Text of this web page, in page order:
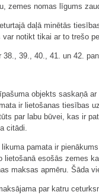
zemes nomas līgums
daļā minētās
var notikt tikai ar to trešo
38., 39., 40., 41. un 42.
objekts saskaņā
ir lietošanas tiesības
par labu būvei, kas ir
citādi.
pamata ir
lietošanā esošās zemes
maksas apmēru. Šāda
par katru